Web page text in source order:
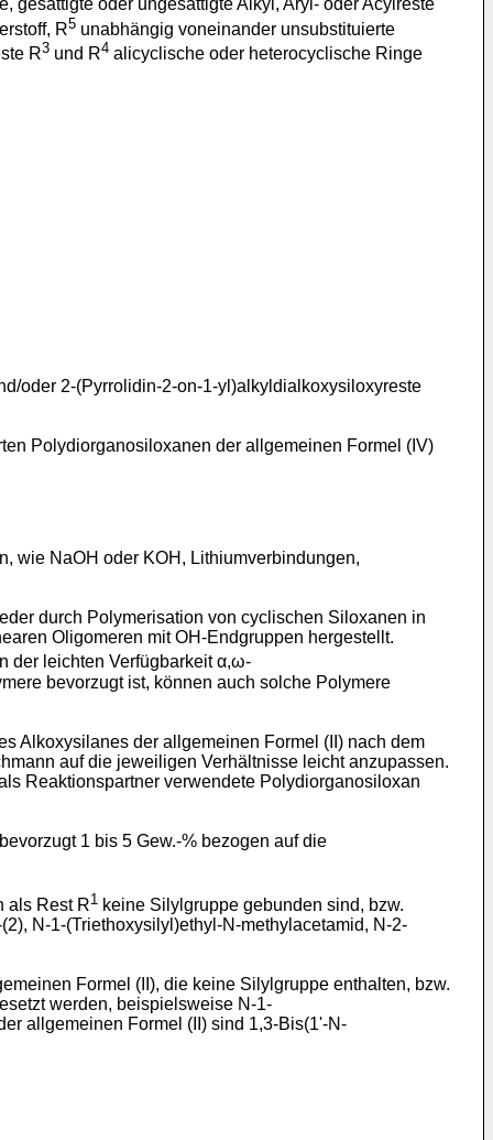
gesättigte oder ungesättigte Alkyl, Aryl- oder Acylreste
R5 unabhängig voneinander unsubstituierte
R3 und R4 alicyclische oder heterocyclische Ringe
oder 2-(Pyrrolidin-2-on-1-yl)alkyldialkoxysiloxyreste
Polydiorganosiloxanen der allgemeinen Formel (IV)
wie NaOH oder KOH, Lithiumverbindungen,
durch Polymerisation von cyclischen Siloxanen in
Oligomeren mit OH-Endgruppen hergestellt.
der leichten Verfügbarkeit α,ω-
bevorzugt ist, können auch solche Polymere
Alkoxysilanes der allgemeinen Formel (II) nach dem
auf die jeweiligen Verhältnisse leicht anzupassen.
Reaktionspartner verwendete Polydiorganosiloxan
1 bis 5 Gew.-% bezogen auf die
als Rest R1 keine Silylgruppe gebunden sind, bzw.
N-1-(Triethoxysilyl)ethyl-N-methylacetamid, N-2-
Formel (II), die keine Silylgruppe enthalten, bzw.
werden, beispielsweise N-1-
allgemeinen Formel (II) sind 1,3-Bis(1'-N-